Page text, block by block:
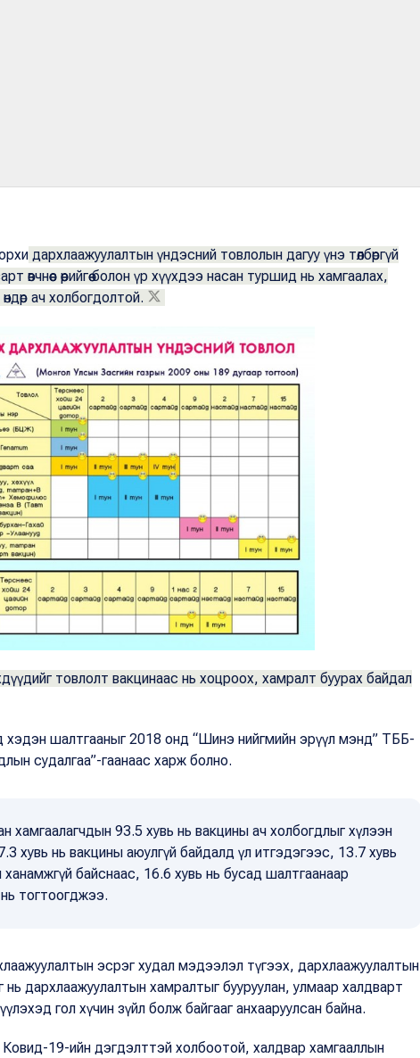
дархлаажуулалтын үндэсний товлолын дагуу үнэ төлбөргүй
өөрийгөө болон үр хүүхдээ насан туршид нь хамгаалах,
ач холбогдолтой.
товлолт вакцинаас нь хоцроох, хамралт буурах байдал
хэдэн шалтгааныг 2018 онд “Шинэ нийгмийн эрүүл мэнд” ТББ-
судалгаа”-гаанаас харж болно.
хамгаалагчдын 93.5 хувь нь вакцины ач холбогдлыг хүлээн
хувь нь вакцины аюулгүй байдалд үл итгэдэгээс, 13.7 хувь
байснаас, 16.6 хувь нь бусад шалтгаанаар
тогтоогджээ.
эсрэг худал мэдээлэл түгээх, дархлаажуулалтын
нь дархлаажуулалтын хамралтыг бууруулан, улмаар халдварт
гол хүчин зүйл болж байгааг анхааруулсан байна.
Ковид-19-ийн дэгдэлттэй холбоотой, халдвар хамгааллын